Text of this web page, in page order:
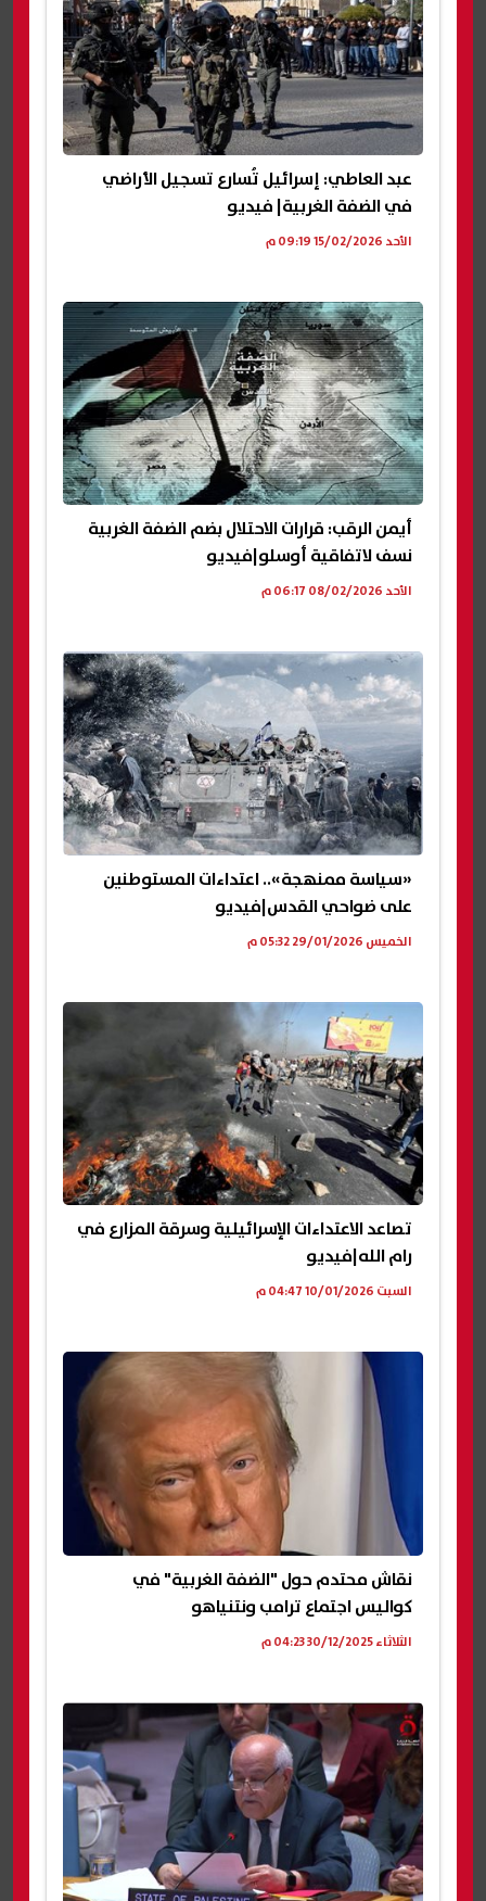
عبد العاطي: إسرائيل تُسارع تسجيل الأراضي
في الضفة الغربية| فيديو
الأحد 15/02/2026 09:19 م
أيمن الرقب: قرارات الاحتلال بضم الضفة الغربية
نسف لاتفاقية أوسلو|فيديو
الأحد 08/02/2026 06:17 م
«سياسة ممنهجة».. اعتداءات المستوطنين
على ضواحي القدس|فيديو
الخميس 29/01/2026 05:32 م
تصاعد الاعتداءات الإسرائيلية وسرقة المزارع في
رام الله|فيديو
السبت 10/01/2026 04:47 م
نقاش محتدم حول "الضفة الغربية" في
كواليس اجتماع ترامب ونتنياهو
الثلاثاء 30/12/2025 04:23 م